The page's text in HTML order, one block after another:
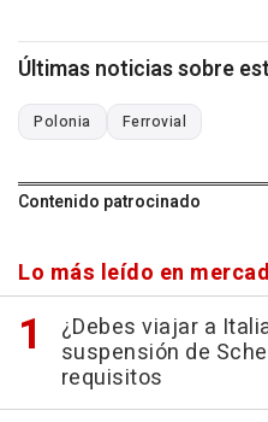
Últimas noticias sobre
Polonia Ferrovial
Contenido patrocinado
Lo más leído en
¿Debes viajar a
suspensión de
requisitos